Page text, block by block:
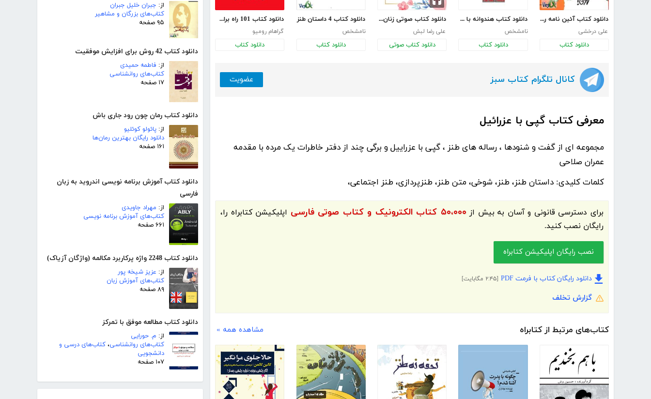
از: جبران خلیل جبران
کتاب‌های بزرگان و مشاهیر
۹۵ صفحه
دانلود کتاب 42 روش برای افزایش موفقیت
از: فاطمه حمیدی
کتاب‌های روانشناسی
۱۷ صفحه
دانلود کتاب رمان چون رود جاری باش
از: پائولو کوئلیو
دانلود رایگان بهترین رمان‌ها
۱۶۱ صفحه
دانلود کتاب آموزش برنامه نویسی اندروید به زبان
فارسی
از: مهراد جاویدی
کتاب‌های آموزش برنامه نویسی
۶۶۱ صفحه
دانلود کتاب 2248 واژه پرکاربرد مکالمه (واژگان آزیاک)
از: عزیز شیخه پور
کتاب‌های آموزش زبان
۸۹ صفحه
دانلود کتاب مطالعه موفق با تمرکز
از: م. حورایی
کتاب‌های روانشناسی، کتاب‌های درسی و
دانشجویی
۱۰۷ صفحه
دانلود کتاب آئین نامه راهنمایی رانندگی به زبان طنز
علی درخشی
دانلود کتاب
دانلود کتاب هندوانه با طعم خنده
نامشخص
دانلود کتاب
دانلود کتاب صوتی زنان خروسی، مردان زیرزمینی
علی رضا لبش
دانلود کتاب صوتی
دانلود کتاب 4 داستان طنز
نامشخص
دانلود کتاب
دانلود کتاب 101 راه برای کشتن رئیستان!
گراهام رومیو
دانلود کتاب
کانال تلگرام کتاب سبز عضویت
معرفی کتاب گپی با عزرائیل
مجموعه ای از گفت و شنودها ، رساله های طنز ، گپی با عزراییل و برگی چند از دفتر خاطرات یک مرده با مقدمه
عمران صلاحی
کلمات کلیدی: داستان طنز، طنز، شوخی، متن طنز، طنزپردازی، طنز اجتماعی،
برای دسترسی قانونی و آسان به بیش از ۵۰،۰۰۰ کتاب الکترونیک و کتاب صوتی فارسی اپلیکیشنکتابراه را،
رایگان نصب کنید.
نصب رایگان اپلیکیشن کتابراه
دانلود رایگان کتاب با فرمت PDF [۲.۴۵ مگابایت]
گزارش تخلف
کتاب‌های مرتبط از کتابراه مشاهده همه »